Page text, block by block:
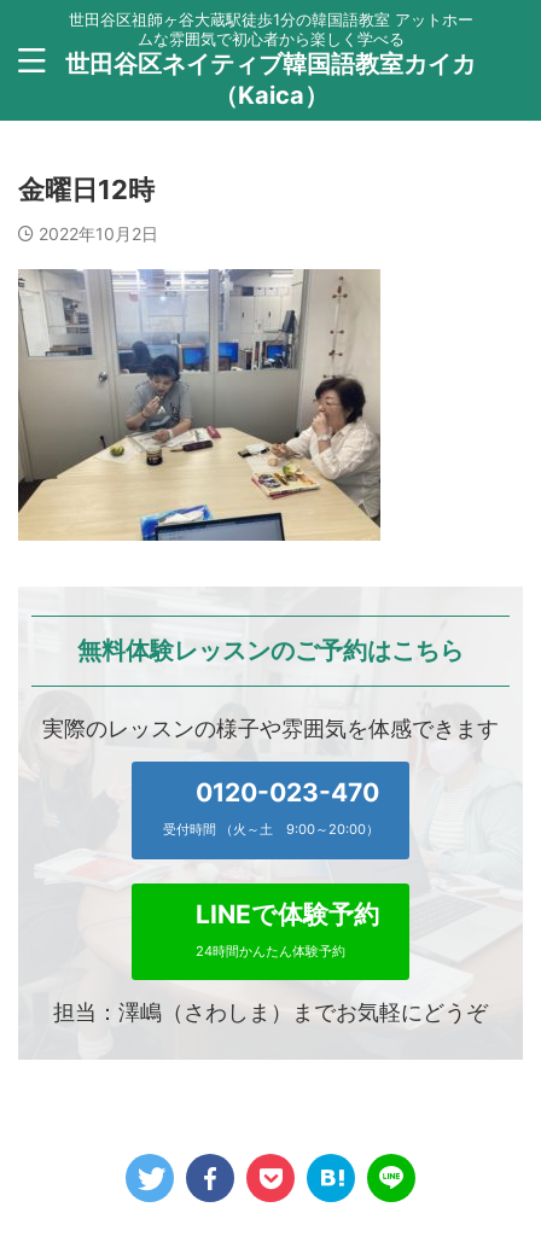
世田谷区祖師ヶ谷大蔵駅徒歩1分の韓国語教室 アットホー
ムな雰囲気で初心者から楽しく学べる
世田谷区ネイティブ韓国語教室カイカ
（Kaica）
金曜日12時
2022年10月2日
無料体験レッスンのご予約はこちら
実際のレッスンの様子や雰囲気を体感できます
0120-023-470
受付時間 （火～土 9:00～20:00）
LINEで体験予約
24時間かんたん体験予約
担当：澤嶋（さわしま）までお気軽にどうぞ